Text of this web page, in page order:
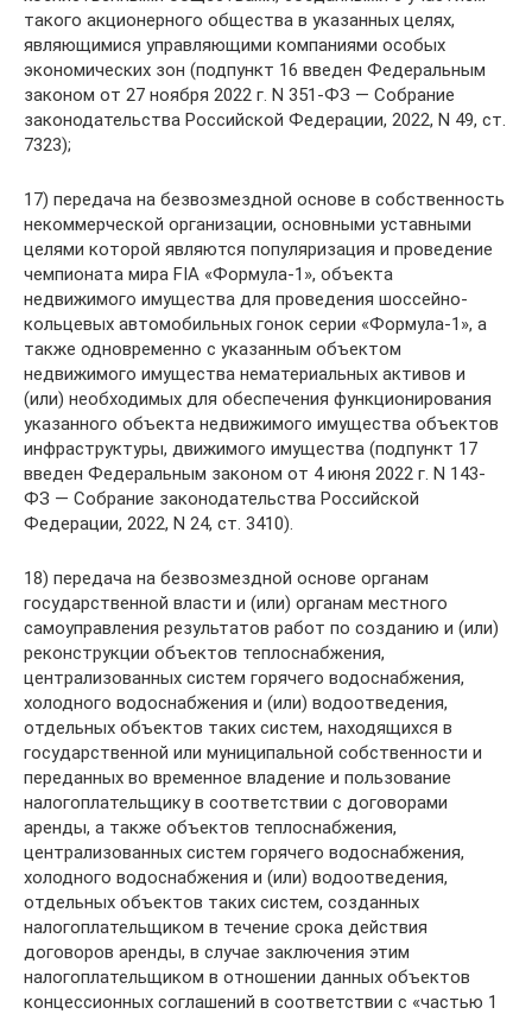
такого акционерного общества в указанных целях,
являющимися управляющими компаниями особых
экономических зон (подпункт 16 введен Федеральным
законом от 27 ноября 2022 г. N 351-ФЗ — Собрание
законодательства Российской Федерации, 2022, N 49, ст.
7323);
17) передача на безвозмездной основе в собственность
некоммерческой организации, основными уставными
целями которой являются популяризация и проведение
чемпионата мира FIA «Формула-1», объекта
недвижимого имущества для проведения шоссейно-
кольцевых автомобильных гонок серии «Формула-1», а
также одновременно с указанным объектом
недвижимого имущества нематериальных активов и
(или) необходимых для обеспечения функционирования
указанного объекта недвижимого имущества объектов
инфраструктуры, движимого имущества (подпункт 17
введен Федеральным законом от 4 июня 2022 г. N 143-
ФЗ — Собрание законодательства Российской
Федерации, 2022, N 24, ст. 3410).
18) передача на безвозмездной основе органам
государственной власти и (или) органам местного
самоуправления результатов работ по созданию и (или)
реконструкции объектов теплоснабжения,
централизованных систем горячего водоснабжения,
холодного водоснабжения и (или) водоотведения,
отдельных объектов таких систем, находящихся в
государственной или муниципальной собственности и
переданных во временное владение и пользование
налогоплательщику в соответствии с договорами
аренды, а также объектов теплоснабжения,
централизованных систем горячего водоснабжения,
холодного водоснабжения и (или) водоотведения,
отдельных объектов таких систем, созданных
налогоплательщиком в течение срока действия
договоров аренды, в случае заключения этим
налогоплательщиком в отношении данных объектов
концессионных соглашений в соответствии с «частью 1